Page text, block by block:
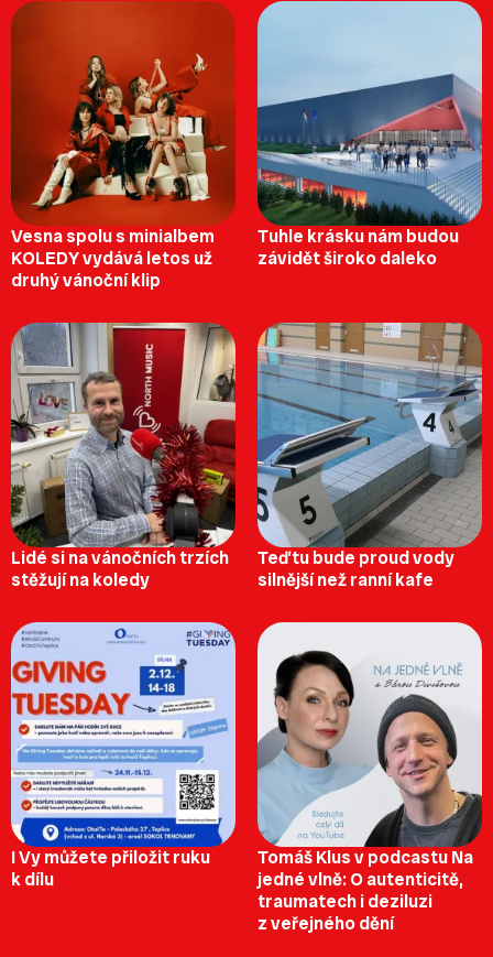
Vesna spolu s minialbem
KOLEDY vydává letos už
druhý vánoční klip
Tuhle krásku nám budou
závidět široko daleko
Lidé si na vánočních trzích
stěžují na koledy
Teď tu bude proud vody
silnější než ranní kafe
I Vy můžete přiložit ruku
k dílu
Tomáš Klus v podcastu Na
jedné vlně: O autenticitě,
traumatech i deziluzi
z veřejného dění